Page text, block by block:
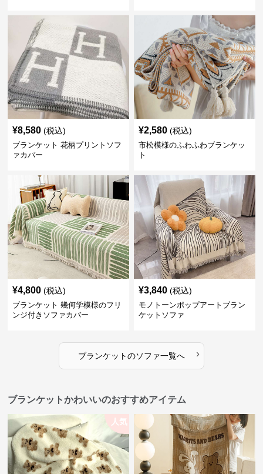
¥8,580 (税込)
ブランケット 花柄プリントソフ
ァカバー
¥2,580 (税込)
市松模様のふわふわブランケッ
ト
¥4,800 (税込)
ブランケット 幾何学模様のフリ
ンジ付きソファカバー
¥3,840 (税込)
モノトーンポップアートブラン
ケットソファ
ブランケットのソファ一覧へ ›
ブランケットかわいいのおすすめアイテム
人気